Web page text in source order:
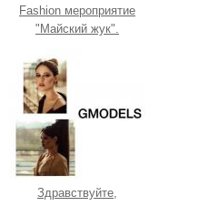
Fashion мероприятие
"Майский жук".
Здравствуйте,